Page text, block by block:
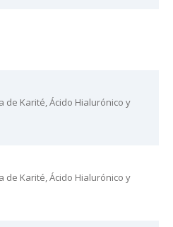
de Karité, Ácido Hialurónico y
de Karité, Ácido Hialurónico y